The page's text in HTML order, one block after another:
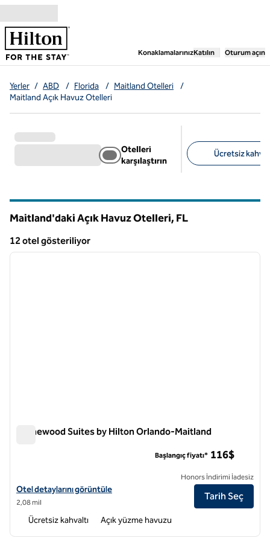
İçeriğe geçiş yap
Konaklamalarınız,Yeni bir sekme
Katılın Oturum açın
Yerler / ABD / Florida / Maitland Otelleri
/
Maitland Açık Havuz Otelleri
Otelleri
karşılaştırın
Ücretsiz
Maitland'daki Açık Havuz Otelleri, FL
12 otel gösteriliyor
12 otel gösteriliyor
1 / 12
Homewood Suites by Hilton Orlando-Maitland
Homewood Suites by Hilton Orlando-Maitland için otel detaylarını
Otel detaylarını görüntüle
2,08 mil
Başlangıç fiyatı* 116$
Honors İndirimi İadesiz
Tarih Seç
Ücretsiz kahvaltı Açık yüzme havuzu